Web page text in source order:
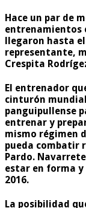
Hace un par de
entrenamientos
llegaron hasta el
representante,
Crespita
El entrenador
cinturón
panguipullense
entrenar y
mismo régimen
pueda combatir
Pardo.
estar en forma
2016.
La posibilidad